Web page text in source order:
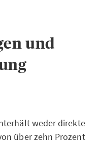
und
weder direkte
über zehn Prozent